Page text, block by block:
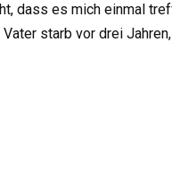
dass es mich einmal
starb vor drei